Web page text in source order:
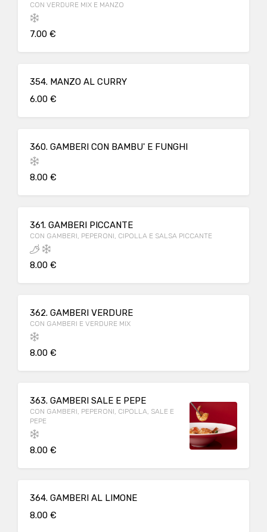
CON VERDURE MIX E MANZO
7.00 €
354. MANZO AL CURRY
6.00 €
360. GAMBERI CON BAMBU' E FUNGHI
8.00 €
361. GAMBERI PICCANTE
CON GAMBERI, PEPERONI, CIPOLLA E SALSA PICCANTE
8.00 €
362. GAMBERI VERDURE
CON GAMBERI E VERDURE MIX
8.00 €
363. GAMBERI SALE E PEPE
CON GAMBERI, PEPERONI, CIPOLLA, SALE E
PEPE
8.00 €
364. GAMBERI AL LIMONE
8.00 €